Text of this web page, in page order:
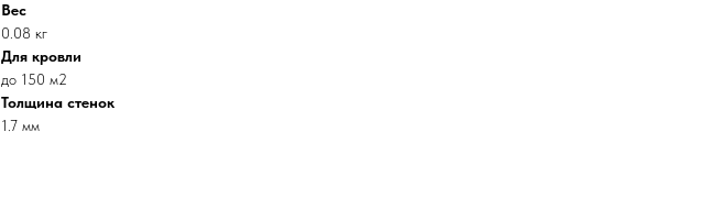
Вес
0.08 кг
Для кровли
до 150 м2
Толщина стенок
1.7 мм